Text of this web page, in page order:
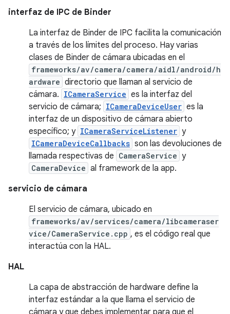
interfaz de IPC de Binder
La interfaz de Binder de IPC facilita la comunicación
a través de los límites del proceso. Hay varias
clases de Binder de cámara ubicadas en el
frameworks/av/camera/camera/aidl/android/h
ardware directorio que llaman al servicio de
cámara. ICameraService es la interfaz del
servicio de cámara; ICameraDeviceUser es la
interfaz de un dispositivo de cámara abierto
específico; y ICameraServiceListener y
ICameraDeviceCallbacks son las devoluciones de
llamada respectivas de CameraService y
CameraDevice al framework de la app.
servicio de cámara
El servicio de cámara, ubicado en
frameworks/av/services/camera/libcameraser
vice/CameraService.cpp , es el código real que
interactúa con la HAL.
HAL
La capa de abstracción de hardware define la
interfaz estándar a la que llama el servicio de